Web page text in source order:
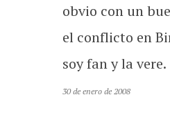
obvio con un
el conflicto en
soy fan y la vere.
30 de enero de 2008